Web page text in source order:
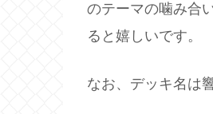
のテーマの噛み合
ると嬉しいです。
なお、デッキ名は